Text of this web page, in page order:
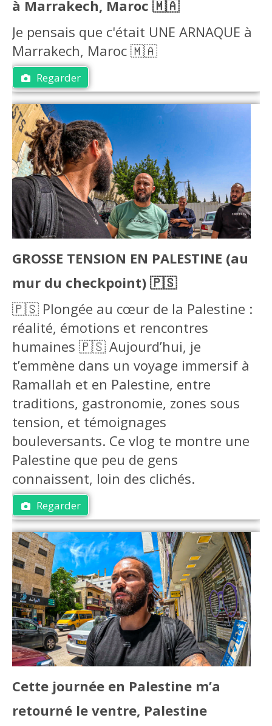
à Marrakech, Maroc 🇲🇦
Je pensais que c'était UNE ARNAQUE à
Marrakech, Maroc 🇲🇦
Regarder
GROSSE TENSION EN PALESTINE (au
mur du checkpoint) 🇵🇸
🇵🇸 Plongée au cœur de la Palestine :
réalité, émotions et rencontres
humaines 🇵🇸 Aujourd’hui, je
t’emmène dans un voyage immersif à
Ramallah et en Palestine, entre
traditions, gastronomie, zones sous
tension, et témoignages
bouleversants. Ce vlog te montre une
Palestine que peu de gens
connaissent, loin des clichés.
Regarder
Cette journée en Palestine m’a
retourné le ventre, Palestine